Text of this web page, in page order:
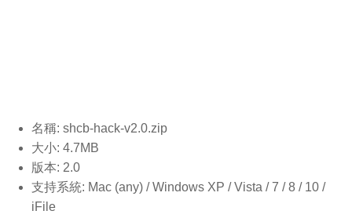
名稱: shcb-hack-v2.0.zip
大小: 4.7MB
版本: 2.0
支持系統: Mac (any) / Windows XP / Vista / 7 / 8 / 10 /
iFile